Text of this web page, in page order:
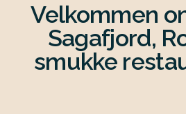
Velkommen
Sagafjord,
smukke